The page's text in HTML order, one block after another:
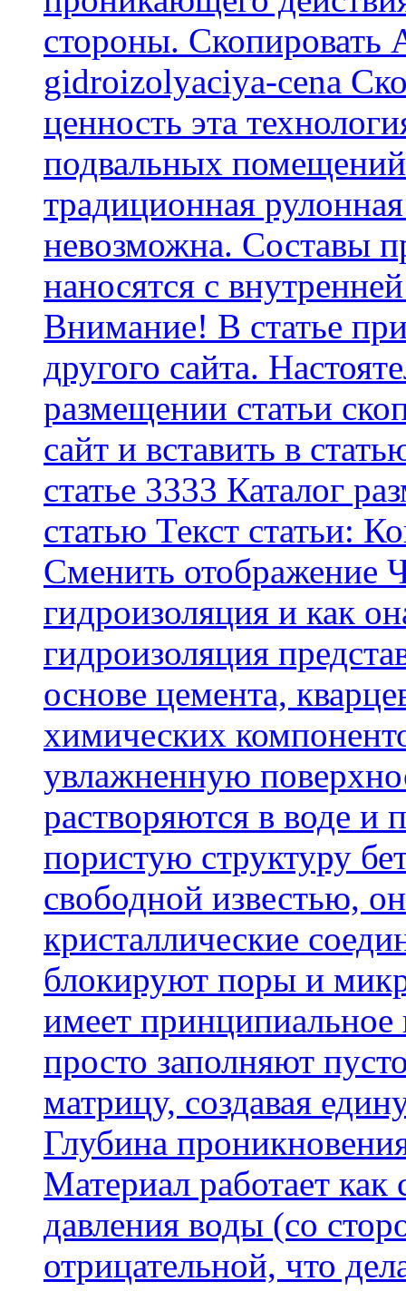
стороны. Скопировать
gidroizolyaciya-cena
ценность эта
подвальных
традиционная
невозможна. Составы
наносятся с
Внимание! В статье
другого сайта.
размещении статьи
сайт и вставить в
статье 3333 Каталог
статью Текст статьи:
Cменить отображение
гидроизоляция и как
гидроизоляция
основе цемента,
химических
увлажненную
растворяются в воде и
пористую структуру
свободной известью,
кристаллические
блокируют поры и
имеет
просто заполняют
матрицу, создавая
Глубина
Материал работает
давления воды (со
отрицательной, что